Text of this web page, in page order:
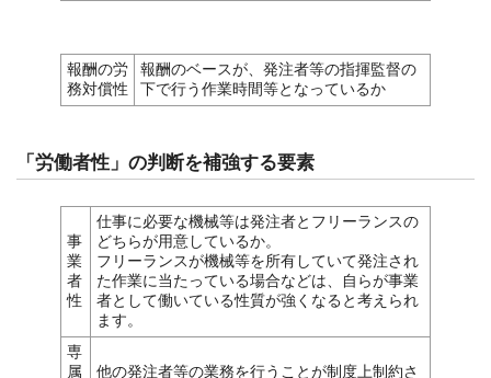
報酬の労
務対償性
報酬のベースが、発注者等の指揮監督の
下で行う作業時間等となっているか
「労働者性」の判断を補強する要素
事
業
者
性
仕事に必要な機械等は発注者とフリーランスの
どちらが用意しているか。
フリーランスが機械等を所有していて発注され
た作業に当たっている場合などは、自らが事業
者として働いている性質が強くなると考えられ
ます。
専
属
他の発注者等の業務を行うことが制度上制約さ